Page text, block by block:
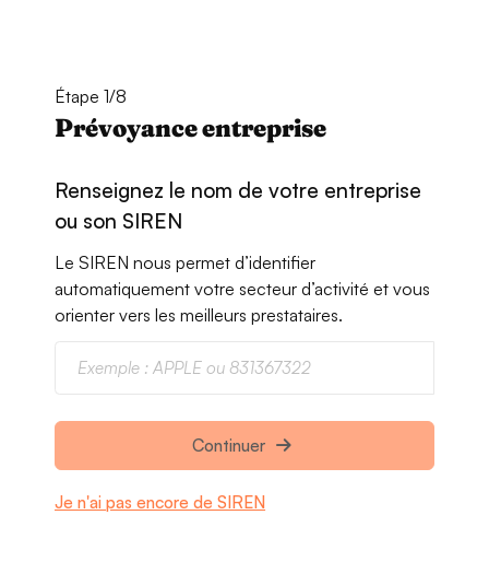
Étape 1/8
Prévoyance entreprise
Renseignez le nom de votre entreprise
ou son SIREN
Le SIREN nous permet d’identifier
automatiquement votre secteur d’activité et vous
orienter vers les meilleurs prestataires.
Continuer
Je n'ai pas encore de SIREN